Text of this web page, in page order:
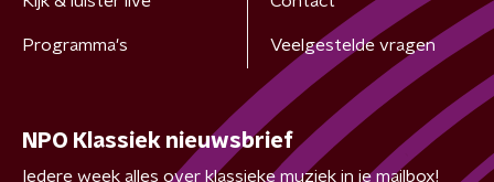
Programma's Veelgestelde vragen
NPO Klassiek nieuwsbrief
Iedere week alles over klassieke muziek in je mailbox!